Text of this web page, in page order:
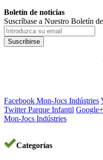
Boletín de noticias
Suscríbase a Nuestro Boletín
Suscribirse
Facebook Mon-Jocs Indústries
Twitter Parque Infantil Google+
Mon-Jocs Indústries
Categorías